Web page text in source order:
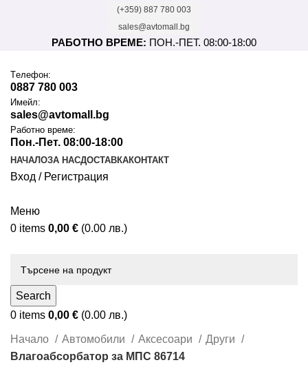
(+359) 887 780 003
sales@avtomall.bg
РАБОТНО ВРЕМЕ: ПОН.-ПЕТ. 08:00-18:00
Tелефон:
0887 780 003
Имейл:
sales@avtomall.bg
Работно време:
Пон.-Пет. 08:00-18:00
НАЧАЛОЗА НАСДОСТАВКАКОНТАКТ
Вход / Регистрация
Меню
0 items 0,00 € (0.00 лв.)
Search
0 items 0,00 € (0.00 лв.)
Начало Автомобили Аксесоари
Други
Влагоабсорбатор за МПС 86714